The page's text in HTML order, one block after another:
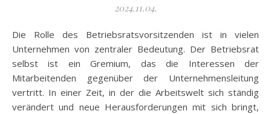
2024.11.04.
Die Rolle des Betriebsratsvorsitzenden ist in vielen
Unternehmen von zentraler Bedeutung. Der Betriebsrat
selbst ist ein Gremium, das die Interessen der
Mitarbeitenden gegenüber der Unternehmensleitung
vertritt. In einer Zeit, in der die Arbeitswelt sich ständig
verändert und neue Herausforderungen mit sich bringt,